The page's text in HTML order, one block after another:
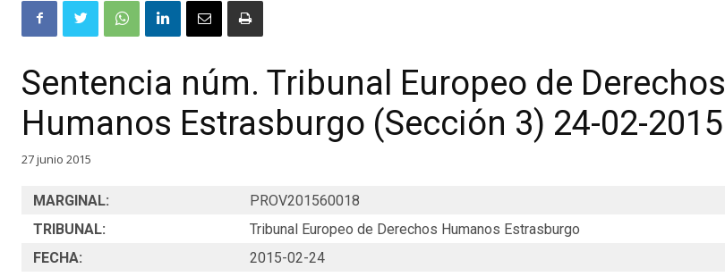
Sentencia núm. Tribunal Europeo de Derechos
Humanos Estrasburgo (Sección 3) 24-02-2015
27 junio 2015
MARGINAL:
PROV201560018
TRIBUNAL:
Tribunal Europeo de Derechos Humanos Estrasburgo
FECHA:
2015-02-24